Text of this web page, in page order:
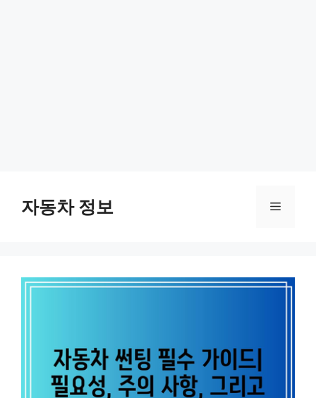
content자동차 정보 Menu